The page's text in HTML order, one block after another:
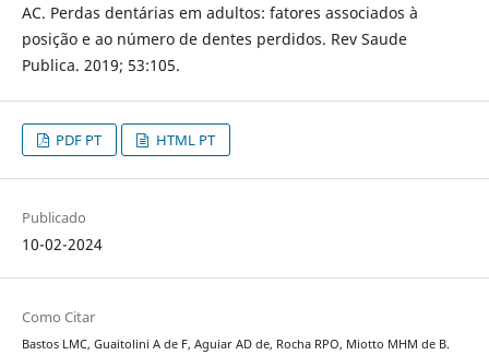
AC. Perdas dentárias em adultos: fatores associados à
posição e ao número de dentes perdidos. Rev Saude
Publica. 2019; 53:105.
PDF PT HTML PT
Publicado
10-02-2024
Como Citar
Bastos LMC, Guaitolini A de F, Aguiar AD de, Rocha RPO, Miotto MHM de B.